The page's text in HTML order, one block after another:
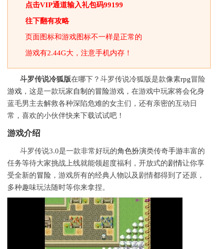
点击VIP通道输入礼包码99199
往下翻有攻略
页面图标和游戏图标不一样是正常的
游戏有2.44G大，注意手机内存！
斗罗传说冷狐版在哪下？斗罗传说冷狐版是款像素rpg冒险
游戏 ，这是一款玩家自制 的冒险游戏，在游戏中玩家将会化身
蓝毛男主去解救各种深陷危难的女主们，还有亲密的互动日
常，喜欢的小伙伴快来下载试试吧！
游戏介绍
斗罗传说3.0是一款非常好玩的角色扮演类传奇手游丰富的
任务等待大家挑战上线就能领超度福利，开放式的剧情让你享
受全新的冒险 ，游戏所有的经典人物以及剧情都得到了还原，
多种趣味玩法随时等你来拿捏。